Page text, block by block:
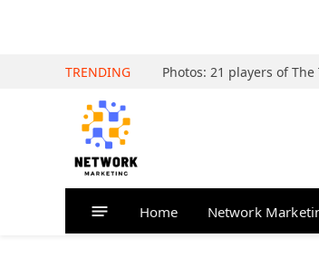
TRENDING
Home Network